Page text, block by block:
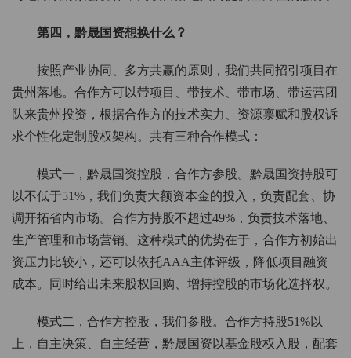
第四，黔晟国资想换什么？
按照产业协同、多方共赢的原则，我们共同招引项目在
贵州落地。合作方可以带项目、带技术、带市场、带运营团
队来贵州投资，根据合作方的技术实力、资源禀赋和股权诉
求个性化定制股权架构。共有三种合作模式：
模式一，黔晟国资控股，合作方参股。黔晟国资持股可
以不低于51%，我们负责大额资本金的投入，负责配套、协
调开拓省内市场。合作方持股不超过49%，负责技术落地、
生产管理和市场营销。这种模式的优势在于，合作方初始出
资压力比较小，还可以依托AAA主体评级，降低项目融资
成本。同时给出未来股权回购、增持控股的市场化选择权。
模式二，合作方控股，我们参股。合作方持股51%以
上，自主决策、自主经营，黔晟国资以基金股权入股，配套